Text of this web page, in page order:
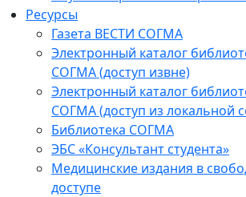
Ресурсы
Газета ВЕСТИ СОГМА
Электронный каталог
СОГМА (доступ извне)
Электронный каталог
СОГМА (доступ из локальной
Библиотека СОГМА
ЭБС «Консультант студента»
Медицинские издания в
доступе